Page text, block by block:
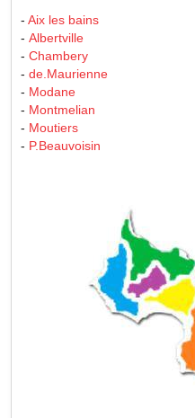
- Aix les bains
- Albertville
- Chambery
- de.Maurienne
- Modane
- Montmelian
- Moutiers
- P.Beauvoisin